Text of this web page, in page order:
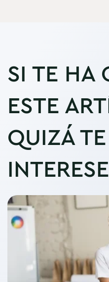
SI TE HA
ESTE
QUIZÁ TE
INTERESE